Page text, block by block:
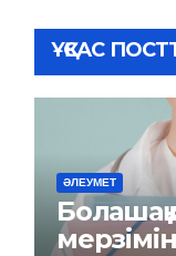
ҰҚСАС
ӘЛЕУМЕТ
Болашақ